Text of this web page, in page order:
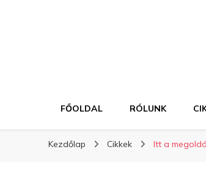
FŐOLDAL RÓLUNK
Kezdőlap Cikkek Itt a